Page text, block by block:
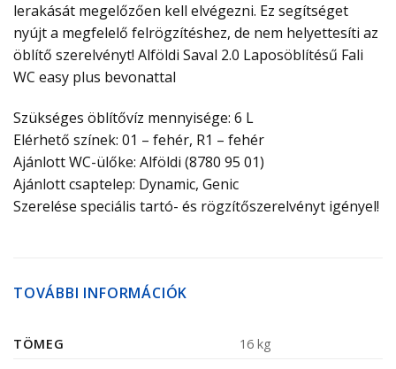
lerakását megelőzően kell elvégezni. Ez segítséget
nyújt a megfelelő felrögzítéshez, de nem helyettesíti az
öblítő szerelvényt! Alföldi Saval 2.0 Laposöblítésű Fali
WC easy plus bevonattal
Szükséges öblítővíz mennyisége: 6 L
Elérhető színek: 01 – fehér, R1 – fehér
Ajánlott WC-ülőke: Alföldi (8780 95 01)
Ajánlott csaptelep: Dynamic, Genic
Szerelése speciális tartó- és rögzítőszerelvényt igényel!
TOVÁBBI INFORMÁCIÓK
TÖMEG 16 kg